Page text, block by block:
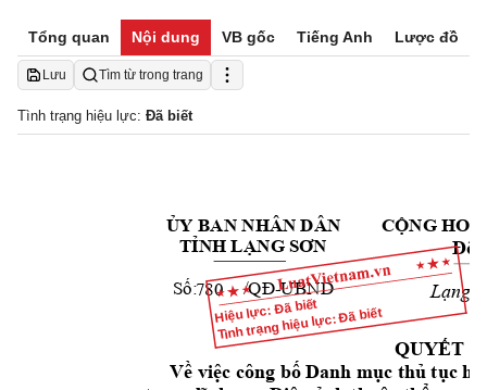
Tổng quan Nội dung VB gốc Tiếng Anh Lược đồ
Lưu Tìm từ trong trang
Tình trạng hiệu lực: Đã biết
Hiệu lực: Đã biết
Tình trạng hiệu lực: Đã biết
ỦY BAN NHÂN DÂN
TỈNH LẠNG SƠN
Số: /QĐ-UBND
CỘNG
Lạng
QUYẾT
Về việc công bố Danh mục thủ tục
780